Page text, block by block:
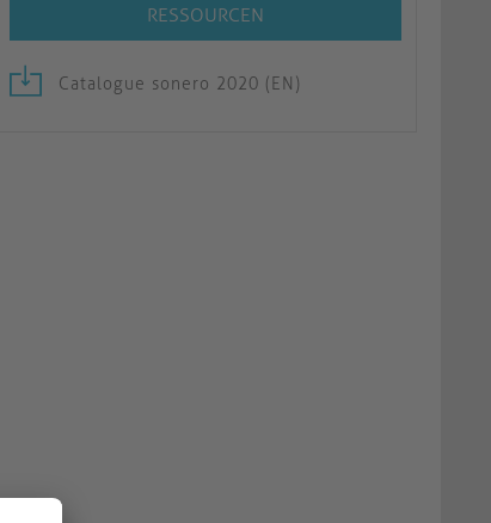
RESSOURCEN
Catalogue sonero 2020 (EN)